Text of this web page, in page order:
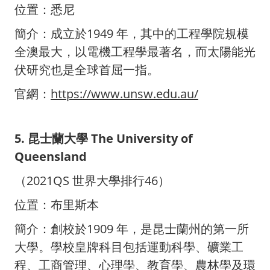
位置：悉尼
簡介：成立於1949 年，其中的工程學院規模
全澳最大，以電機工程學最著名，而太陽能光
伏研究也是全球首屈一指。
官網： https://www.unsw.edu.au/
5. 昆士蘭大學 The University of
Queensland
（2021QS 世界大學排行46）
位置：布里斯本
簡介：創校於1909 年，是昆士蘭州的第一所
大學。學校皇牌科目包括運動科學、礦業工
程、工商管理、心理學、教育學、農林學及環